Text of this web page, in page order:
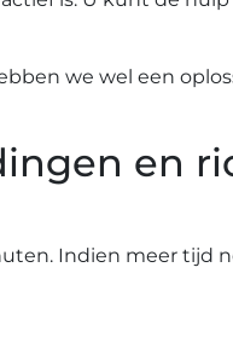
we wel een
en
Indien meer tijd